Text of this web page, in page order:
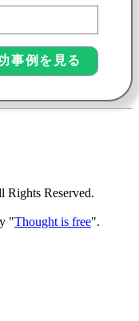
Rights Reserved.
"Thought is free".